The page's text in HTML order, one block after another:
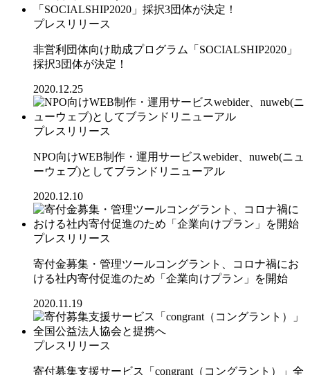
プレスリリース
非営利団体向け助成プログラム「SOCIALSHIP2020」
採択3団体が決定！
2020.12.25
プレスリリース
NPO向けWEB制作・運用サービスwebider、nuweb(ニュ
ーウェブ)としてブランドリニューアル
2020.12.10
プレスリリース
寄付金募集・管理ツールコングラント、コロナ禍にお
ける社内寄付促進のため「企業向けプラン」を開始
2020.11.19
プレスリリース
寄付募集支援サービス「congrant（コングラント）」全